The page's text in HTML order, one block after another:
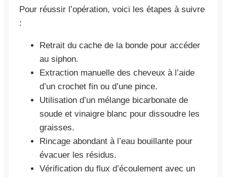
Pour réussir l’opération, voici les étapes à suivre
:
Retrait du cache de la bonde pour accéder
au siphon.
Extraction manuelle des cheveux à l’aide
d’un crochet fin ou d’une pince.
Utilisation d’un mélange bicarbonate de
soude et vinaigre blanc pour dissoudre les
graisses.
Rincage abondant à l’eau bouillante pour
évacuer les résidus.
Vérification du flux d’écoulement avec un